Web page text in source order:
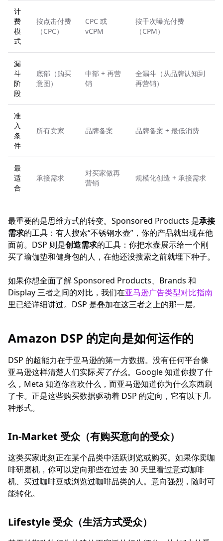
计
费
模
式
按点击付费
（CPC）
CPC 或
vCPM
按千次曝光付费
（CPM）
漏
斗
阶
段
底部（购买
意图）
中部 + 再营
销
全漏斗（从品牌认知到
再营销）
准
入
条
件
所有卖家 品牌备案 品牌备案 + 最低消费
最
适
合
承接需求
对买家做再
营销
规模化创造 + 承接需求
最重要的是思维方式的转变。Sponsored Products 是承接
需求的工具：有人搜索“不锈钢水壶”，你的产品就出现在他
面前。DSP 则是创造需求的工具：你把水壶展示给一个刚
买了瑜伽垫和健身包的人，在他还没搜索之前就埋下种子。
如果你想全面了解 Sponsored Products、Brands 和
Display 三者之间的对比，我们在亚马逊广告类型对比指南
里已经详细讲过。DSP 是叠加在这三者之上的那一层。
Amazon DSP 的定向是如何运作的
DSP 的超能力在于亚马逊的第一方数据。没有任何平台像
亚马逊这样清楚人们实际买了什么。Google 知道你搜了什
么，Meta 知道你喜欢什么，而亚马逊知道你为什么东西刷
了卡。正是这些购买数据驱动着 DSP 的定向，它有以下几
种形式。
In-Market 受众（有购买意向的受众）
这类买家此刻正在某个品类中活跃浏览或购买。如果你卖咖
啡研磨机，你可以定向那些在过去 30 天里看过意式咖啡
机、买过咖啡豆或浏览过咖啡品类的人。意向强烈，随时可
能转化。
Lifestyle 受众（生活方式受众）